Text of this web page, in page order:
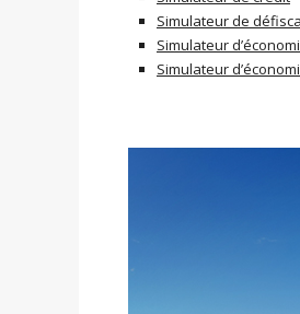
Simulateur de
Simulateur
Simulateur